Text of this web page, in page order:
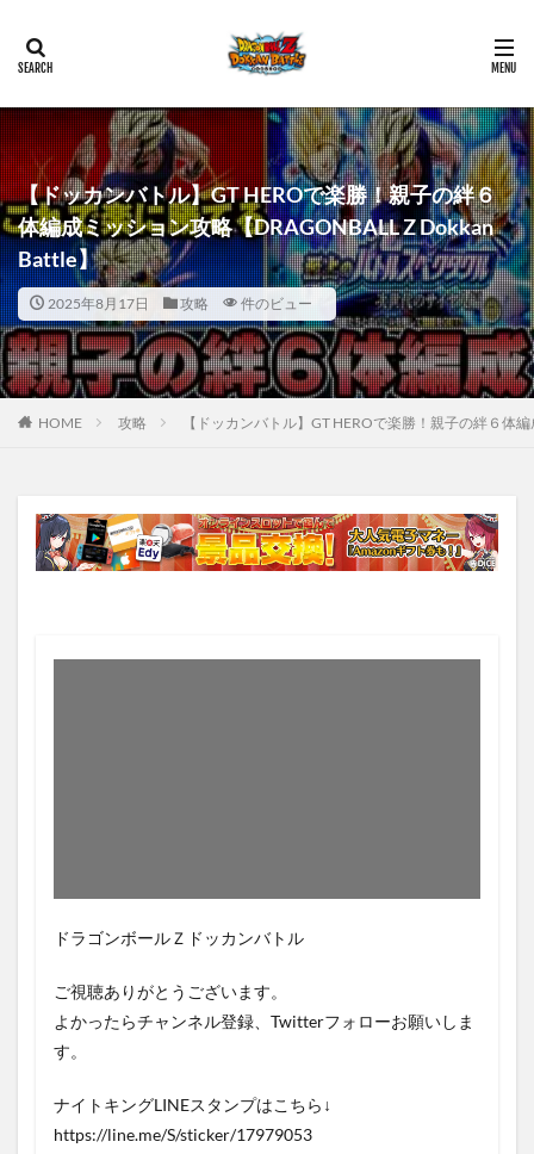
【ドッカンバトル】GT HEROで楽勝！親子の絆６
体編成ミッション攻略【DRAGONBALL Z Dokkan
Battle】
2025年8月17日 攻略 件のビュー
HOME 攻略 【ドッカンバトル】GT HEROで楽勝！親子の絆６体
ドラゴンボールＺドッカンバトル
ご視聴ありがとうございます。
よかったらチャンネル登録、Twitterフォローお願いしま
す。
ナイトキングLINEスタンプはこちら↓
https://line.me/S/sticker/17979053